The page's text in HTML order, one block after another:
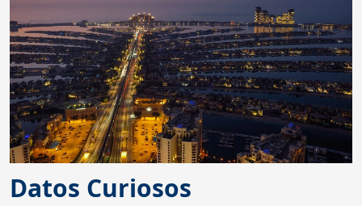
Datos Curiosos